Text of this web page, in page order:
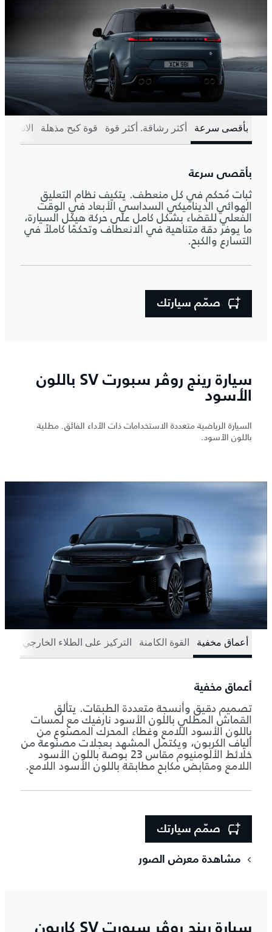
بأقصى سرعة أكثر رشاقة. أكثر قوة قوة كبح مذهلة
بأقصى سرعة
ثبات مُحكم في كل منعطف. يتكيف نظام التعليق
الهوائي الديناميكي السداسي الأبعاد في الوقت
الفعلي للقضاء بشكل كامل على حركة هيكل السيارة،
ما يوفر دقة متناهية في الانعطاف وتحكمًا كاملاً في
التسارع والكبح.
صمّم سيارتك
سيارة رينج روڤر سبورت SV باللون
الأسود
السيارة الرياضية متعددة الاستخدامات ذات الأداء الفائق. مطلية
باللون الأسود.
أعماق مخفية القوة الكامنة التركيز على الطلاء الخارجي
أعماق مخفية
تصميم دقيق وأنسجة متعددة الطبقات. يتألق
القماش المطلي باللون الأسود نارفيك مع لمسات
باللون الأسود اللامع وغطاء المحرك المصنوع من
ألياف الكربون، ويكتمل المشهد بعجلات مصنوعة من
خلائط الألومنيوم مقاس 23 بوصة باللون الأسود
اللامع ومقابض مكابح مطابقة باللون الأسود اللامع.
صمّم سيارتك
مشاهدة معرض الصور
سيارة رينج روڤر سبورت SV كاربون